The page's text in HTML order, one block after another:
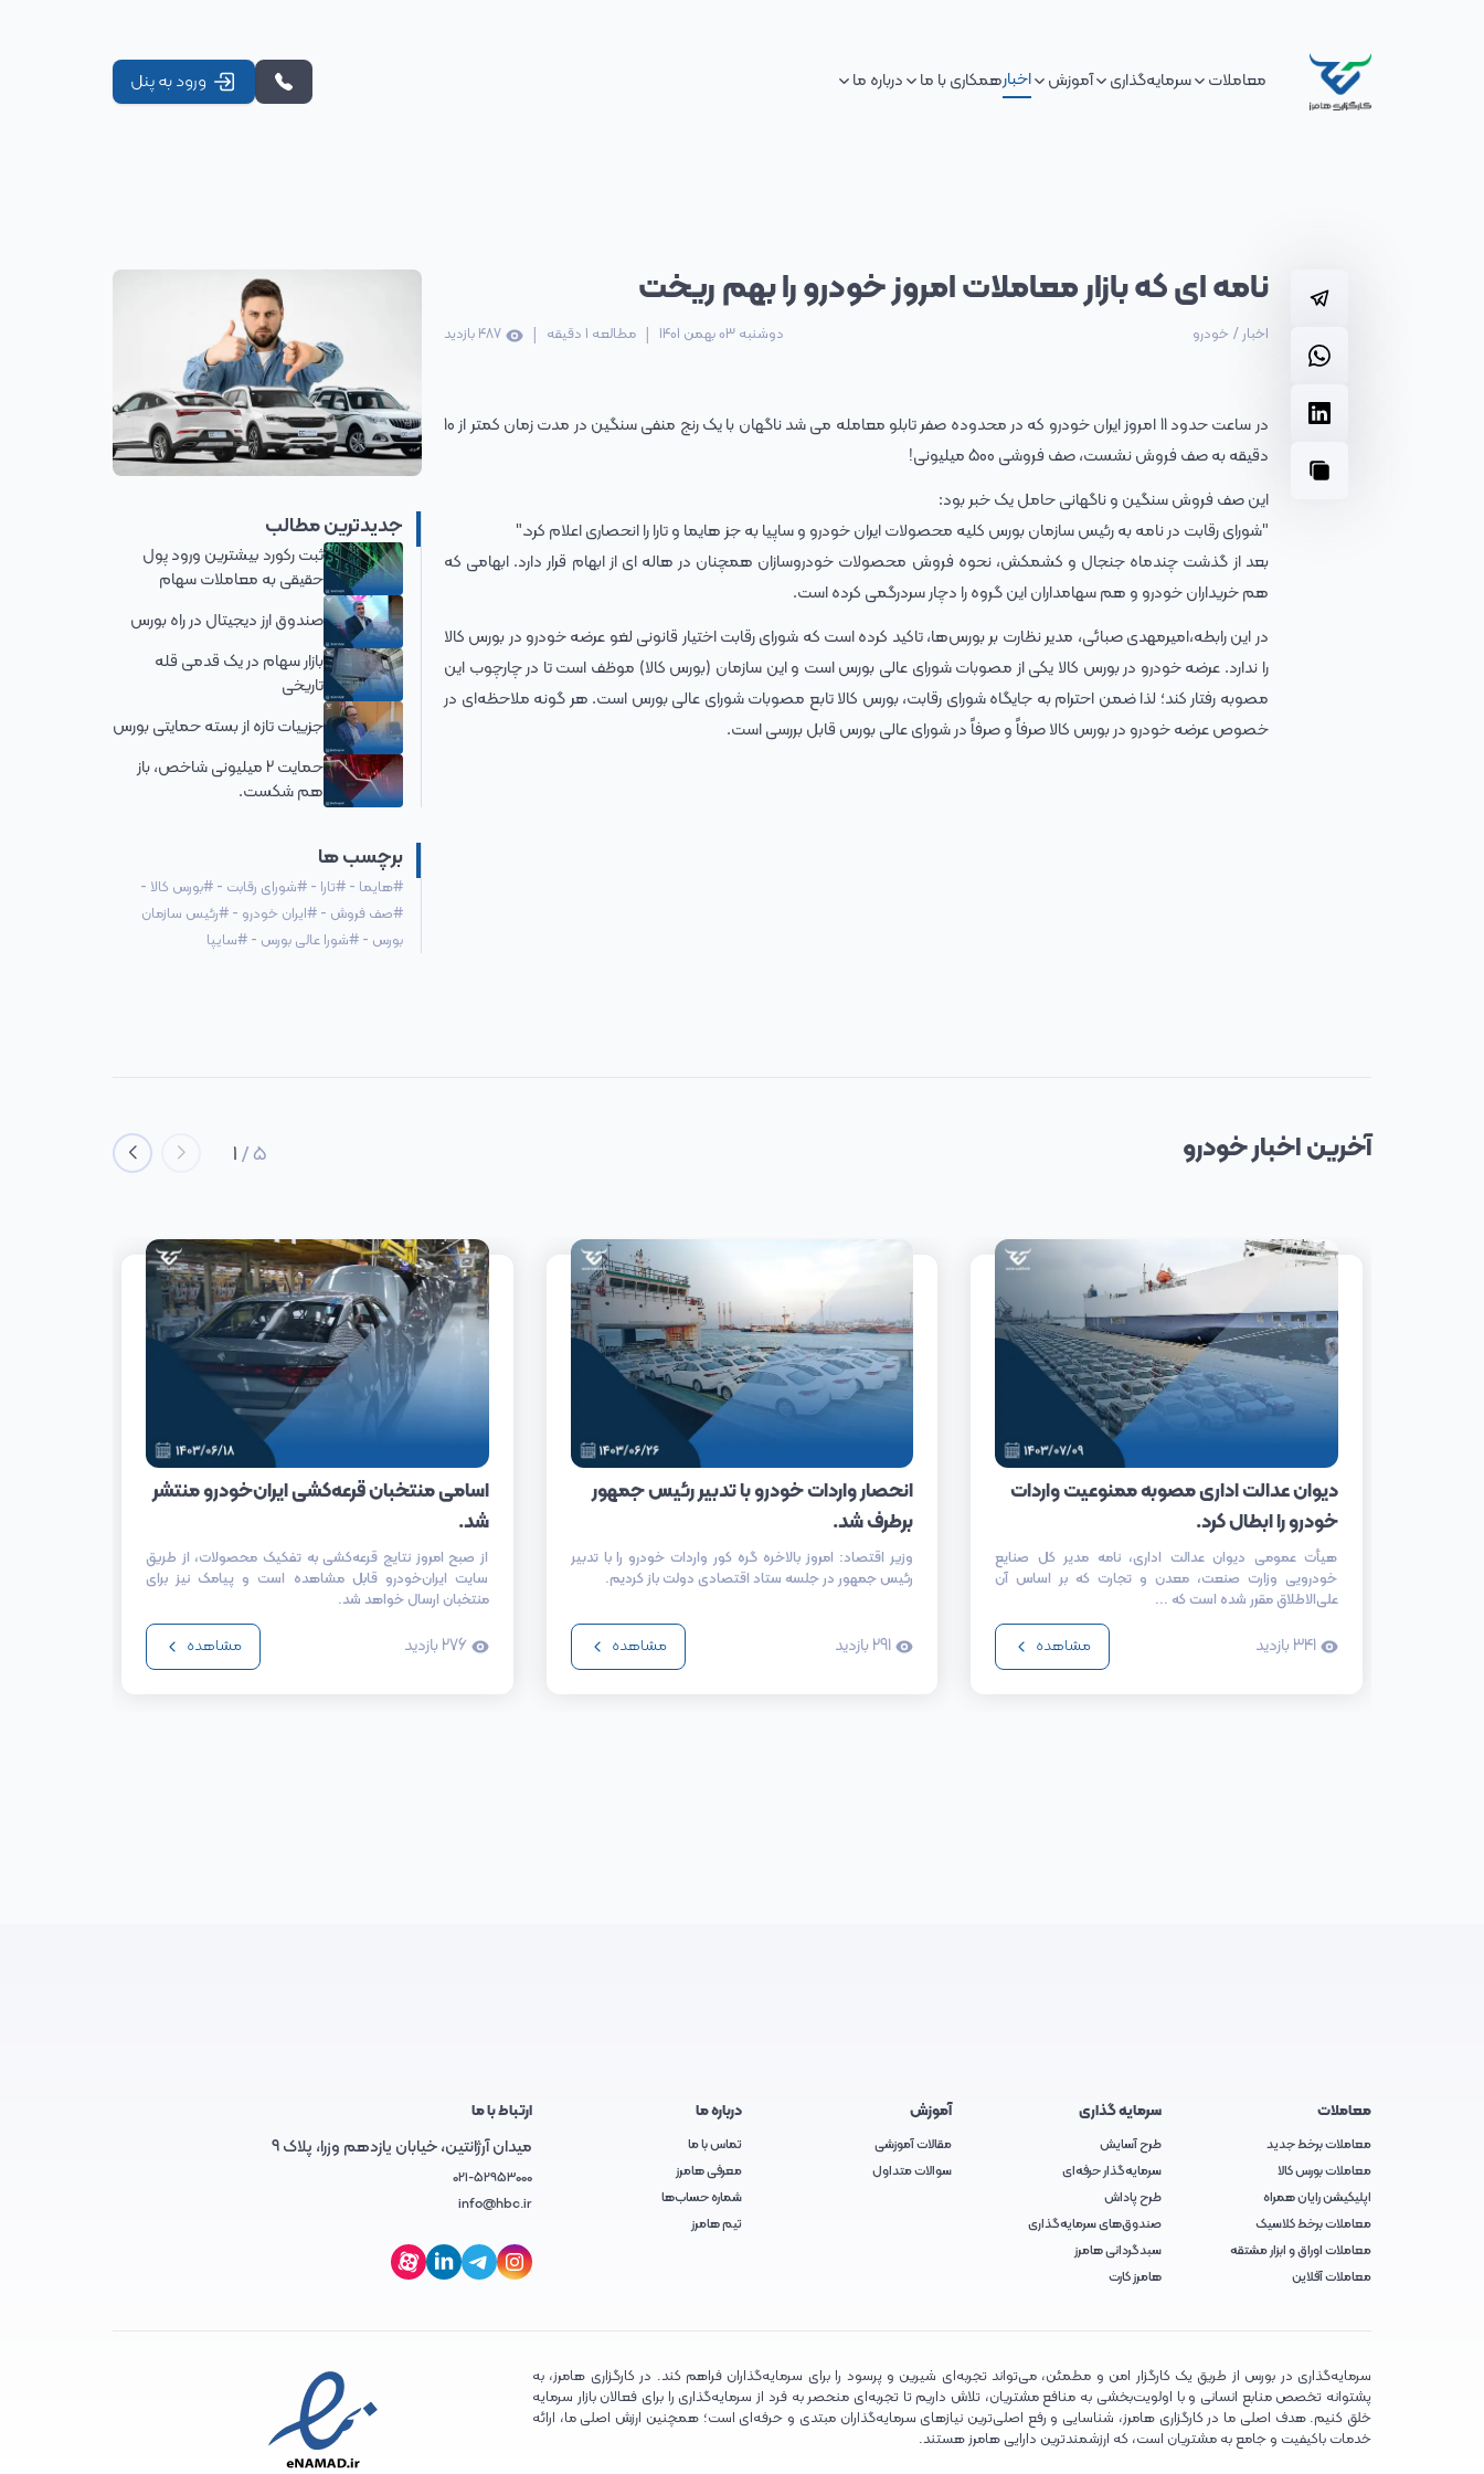
معاملات سرمایه‌گذاری آموزش اخبارهمکاری با ما درباره ما ورود به پنل
نامه ای که بازار معاملات امروز خودرو را بهم ریخت
اخبار / خودرو دوشنبه 03 بهمن 1401 | مطالعه 1 دقیقه |
487بازدید
در ساعت حدود 11 امروز ایران خودرو که در محدوده صفر تابلو معامله می شد ناگهان با یک رنج منفی سنگین در مدت زمان کمتر از 10
دقیقه به صف فروش نشست، صف فروشی 500 میلیونی!
این صف فروش سنگین و ناگهانی حامل یک خبر بود:
"شورای رقابت در نامه به رئیس سازمان بورس کلیه محصولات ایران خودرو و ساپیا به جز هایما و تارا را انحصاری اعلام کرد."
بعد از گذشت چندماه جنجال و کشمکش، نحوه فروش محصولات خودروسازان همچنان در هاله ای از ابهام قرار دارد. ابهامی که
هم خریداران خودرو و هم سهامداران این گروه را دچار سردرگمی کرده است.
در این رابطه،امیرمهدی صبائی، مدیر نظارت بر بورس‌ها، تاکید کرده است که شورای رقابت اختیار قانونی لغو عرضه خودرو در بورس کالا
را ندارد. عرضه خودرو در بورس کالا یکی از مصوبات شورای عالی بورس است و این سازمان (بورس کالا) موظف است تا در چارچوب این
مصوبه رفتار کند؛ لذا ضمن احترام به جایگاه شورای رقابت، بورس کالا تابع مصوبات شورای عالی بورس است. هر گونه ملاحظه‌ای در
خصوص عرضه خودرو در بورس کالا صرفاً و صرفاً در شورای عالی بورس قابل بررسی است.
جدیدترین مطالب
ثبت رکورد بیشترین ورود پول
حقیقی به معاملات سهام
صندوق ارز دیجیتال در راه بورس
بازار سهام در یک قدمی قله
تاریخی
جزییات تازه از بسته حمایتی بورس
حمایت 2 میلیونی شاخص، باز
هم شکست.
برچسب ها
#هایما -
#تارا -
#شورای رقابت -
#بورس کالا -
#صف فروش -
#ایران خودرو -
#رئیس سازمان
بورس -
#شورا عالی بورس -
#سایپا
آخریناخبارخودرو
دیوان عدالت اداری مصوبه ممنوعیت واردات
خودرو را ابطال کرد.
هیأت عمومی دیوان عدالت اداری، نامه مدیر کل صنایع
خودرویی وزارت صنعت، معدن و تجارت که بر اساس آن
علی‌الاطلاق مقرر شده است که ...
341 بازدید مشاهده
انحصار واردات خودرو با تدبیر رئیس جمهور
برطرف شد.
وزیر اقتصاد: امروز بالاخره گره کور واردات خودرو را با تدبیر
رئیس جمهور در جلسه ستاد اقتصادی دولت باز کردیم.
291 بازدید مشاهده
اسامی منتخبان قرعه‌کشی ایران‌خودرو منتشر
شد.
از صبح امروز نتایج قرعه‌کشی به تفکیک محصولات، از طریق
سایت ایران‌خودرو قابل مشاهده است و پیامک نیز برای
منتخبان ارسال خواهد شد.
276 بازدید مشاهده
1/5
معاملات
معاملات برخط جدید
معاملات بورس کالا
اپلیکیشن رایان همراه
معاملات برخط کلاسیک
معاملات اوراق و ابزار مشتقه
معاملات آفلاین
سرمایه گذاری
طرح آسایش
سرمایه‌گذار حرفه‌ای
طرح پاداش
صندوق‌های سرمایه‌گذاری
سبدگردانی هامرز
هامرز کارت
آموزش
مقالات آموزشی
سوالات متداول
درباره ما
تماس با ما
معرفی هامرز
شماره حساب‌ها
تیم هامرز
ارتباط با ما
میدان آرژانتین، خیابان یازدهم وزرا، پلاک 9
021-52953000
info@hbc.ir
سرمایه‌گذاری در بورس از طریق یک کارگزار امن و مطمئن، می‌تواند تجربه‌ای شیرین و پرسود را برای سرمایه‌گذاران فراهم کند. در کارگزاری هامرز، به
پشتوانه تخصص منابع انسانی و با اولویت‌بخشی به منافع مشتریان، تلاش داریم تا تجربه‌ای منحصر به فرد از سرمایه‌گذاری را برای فعالان بازار سرمایه
خلق کنیم. هدف اصلی ما در کارگزاری هامرز، شناسایی و رفع اصلی‌ترین نیازهای سرمایه‌گذاران مبتدی و حرفه‌ای است؛ همچنین ارزش اصلی ما، ارائه
خدمات باکیفیت و جامع به مشتریان است، که ارزشمندترین دارایی هامرز هستند.